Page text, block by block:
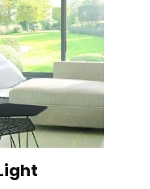
eigenaren te
zich op de site
te verzamelen en te